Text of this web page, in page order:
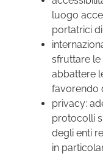
luogo
portatrici
sfruttare le
abbattere
favorendo
privacy:
protocolli
degli enti
in